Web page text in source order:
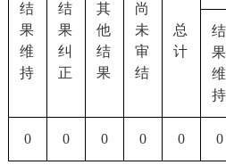
结
果
维
持
结
果
纠
正
其
他
结
果
尚
未
审
结
总
计
结
果
维
持
0 0 0 0 0 0